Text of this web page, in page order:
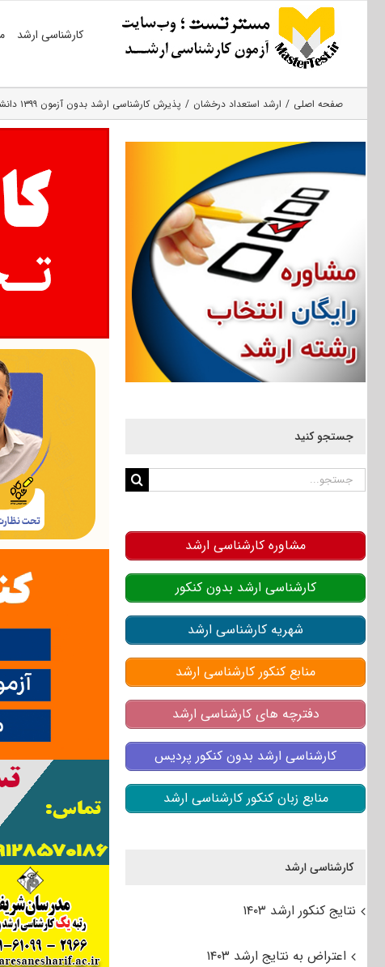
کارشناسی ارشد
صفحه اصلی ارشد استعداد درخشان پذیرش کارشناسی ارشد بدون آزمون ۱۳۹۹ دانشگاه امام خمینی قزوین
جستجو کنید
جستجو
مشاوره کارشناسی ارشد
کارشناسی ارشد بدون کنکور
شهریه کارشناسی ارشد
منابع کنکور کارشناسی ارشد
دفترچه های کارشناسی ارشد
کارشناسی ارشد بدون کنکور پردیس
منابع زبان کنکور کارشناسی ارشد
کارشناسی ارشد
نتایج کنکور ارشد ۱۴۰۳
اعتراض به نتایج ارشد ۱۴۰۳